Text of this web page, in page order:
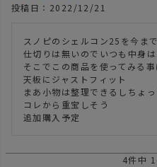
投稿日 2022/12/21
スノピのシェルコン25を今ま
仕切りは無いのでいつも中身
そこでこの商品を使ってみる事
天板にジャストフィット
まあ小物は整理できるしちょ
コレから重宝しそう
追加購入予定
4件中 1